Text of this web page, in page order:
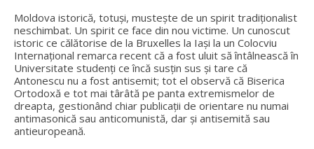
Moldova istorică, totuși, mustește de un spirit tradiționalist
neschimbat. Un spirit ce face din nou victime. Un cunoscut
istoric ce călătorise de la Bruxelles la Iași la un Colocviu
Internațional remarca recent că a fost uluit să întâlnească în
Universitate studenți ce încă susțin sus și tare că
Antonescu nu a fost antisemit; tot el observă că Biserica
Ortodoxă e tot mai târâtă pe panta extremismelor de
dreapta, gestionând chiar publicații de orientare nu numai
antimasonică sau anticomunistă, dar și antisemită sau
antieuropeană.